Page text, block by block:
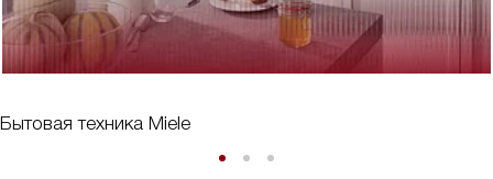
Бытовая техника Miele